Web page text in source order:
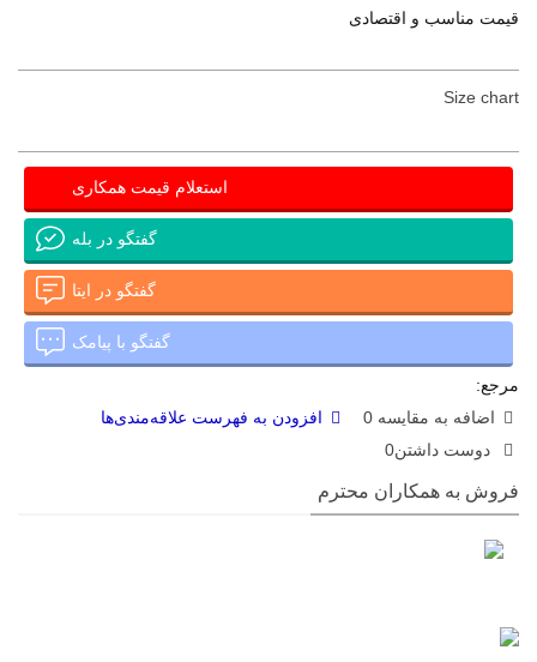
قیمت مناسب و اقتصادی
Size chart
استعلام قیمت همکاری
گفتگو در بله
گفتگو در ایتا
گفتگو با پیامک
مرجع:
اضافه به مقایسه 0
افزودن به فهرست علاقه‌مندی‌ها
دوست داشتن0
فروش به همکاران محترم